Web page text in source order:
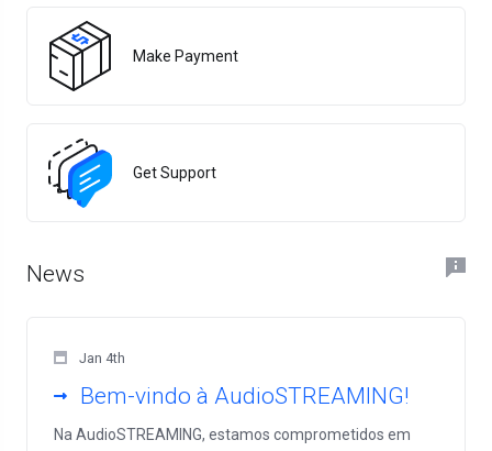
Make Payment
Get Support
News
Jan 4th
Bem-vindo à AudioSTREAMING!
Na AudioSTREAMING, estamos comprometidos em